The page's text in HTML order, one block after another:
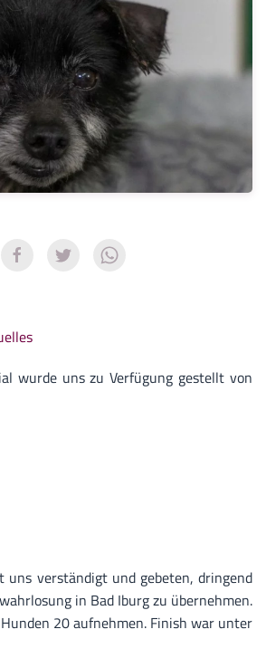
wurde uns zu Verfügung gestellt von
uns verständigt und gebeten, dringend
in Bad Iburg zu übernehmen.
20 aufnehmen. Finish war unter